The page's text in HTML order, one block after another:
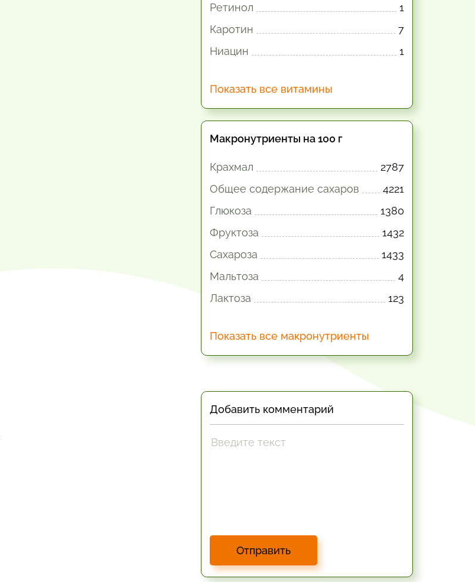
Ретинол
1
Каротин
7
Ниацин
1
Показать все витамины
Макронутриенты на 100 г
Крахмал
2787
Общее содержание сахаров
4221
Глюкоза
1380
Фруктоза
1432
Сахароза
1433
Мальтоза
4
Лактоза
123
Показать все макронутриенты
Добавить комментарий
Отправить